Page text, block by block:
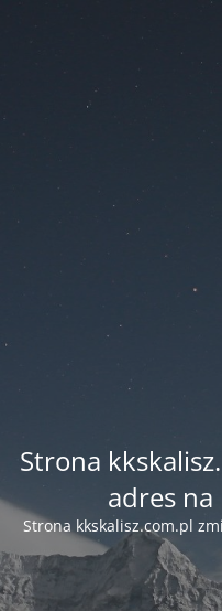
Strona
adres na
Strona kkskalisz.com.pl